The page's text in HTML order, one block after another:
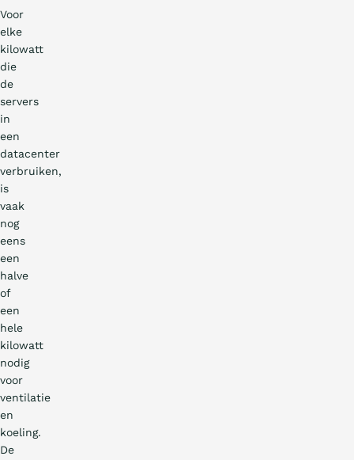
Voor
elke
kilowatt
die
de
servers
in
een
datacenter
verbruiken,
is
vaak
nog
eens
een
halve
of
een
hele
kilowatt
nodig
voor
ventilatie
en
koeling.
De